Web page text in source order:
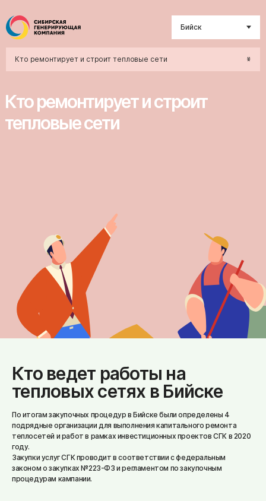
Бийск
Кто ремонтирует и строит тепловые сети
Кто ремонтирует и строит
тепловые сети
Кто ведет работы на
тепловых сетях в Бийске
По итогам закупочных процедур в Бийске были определены 4
подрядные организации для выполнения капитального ремонта
теплосетей и работ в рамках инвестиционных проектов СГК в 2020
году.
Закупки услуг СГК проводит в соответствии с федеральным
законом о закупках №223-ФЗ и регламентом по закупочным
процедурам кампании.